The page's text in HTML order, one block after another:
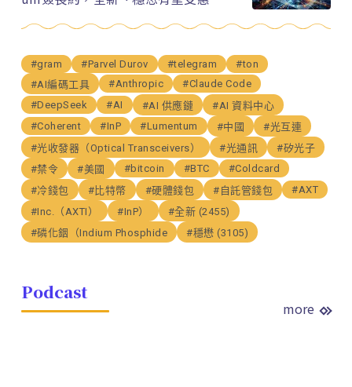
#gram #Parvel Durov #telegram
#ton
#AI編碼工具
#Anthropic
#Claude Code
#DeepSeek
#AI #AI 供應鏈
#AI 資料中心
#Coherent
#InP #Lumentum #中國
#光互連
#光收發器（Optical Transceivers）
#光通訊
#矽光子
#禁令
#美國 #bitcoin #BTC
#Coldcard
#冷錢包
#比特幣 #硬體錢包 #自託管錢包
#AXT
#Inc.（AXTI）
#InP）
#全新 (2455)
#磷化銦（Indium Phosphide
#穩懋 (3105)
Podcast
more